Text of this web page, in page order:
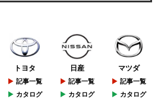
トヨタ
記事一覧
カタログ
日産
記事一覧
カタログ
マツダ
記事一覧
カタログ